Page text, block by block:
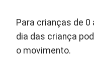
Para crianças de 0
dia das criança
o movimento.